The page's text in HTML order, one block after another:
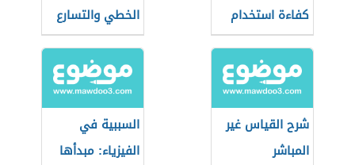
كفاءة استخدام
الماء
الخطي والتسارع
الزاوي
شرح القياس غير
المباشر
السببية في
الفيزياء: مبدأها